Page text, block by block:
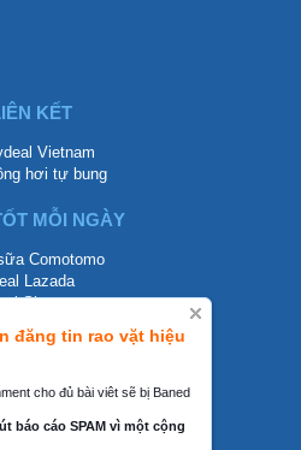
đăng tin rao vặt hiệu
cho đủ bài viêt sẽ bị Baned
báo cáo SPAM vì một cộng
KẾT
Vietnam
hơi tự bung
MỖI NGÀY
Comotomo
Lazada
Shopee
LIÊN HỆ
0858002468